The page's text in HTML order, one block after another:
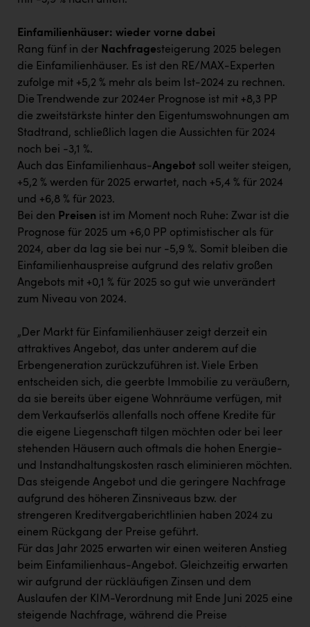
Einfamilienhäuser: wieder vorne dabei
Rang fünf in der Nachfragesteigerung 2025 belegen
die Einfamilienhäuser. Es ist den RE/MAX-Experten
zufolge mit +5,2 % mehr als beim Ist-2024 zu rechnen.
Die Trendwende zur 2024er Prognose ist mit +8,3 PP
die zweitstärkste hinter den Eigentumswohnungen am
Stadtrand, schließlich lagen die Aussichten für 2024
noch bei -3,1 %.
Auch das Einfamilienhaus-Angebot soll weiter steigen,
+5,2 % werden für 2025 erwartet, nach +5,4 % für 2024
und +6,8 % für 2023.
Bei den Preisen ist im Moment noch Ruhe: Zwar ist die
Prognose für 2025 um +6,0 PP optimistischer als für
2024, aber da lag sie bei nur -5,9 %. Somit bleiben die
Einfamilienhauspreise aufgrund des relativ großen
Angebots mit +0,1 % für 2025 so gut wie unverändert
zum Niveau von 2024.
„Der Markt für Einfamilienhäuser zeigt derzeit ein
attraktives Angebot, das unter anderem auf die
Erbengeneration zurückzuführen ist. Viele Erben
entscheiden sich, die geerbte Immobilie zu veräußern,
da sie bereits über eigene Wohnräume verfügen, mit
dem Verkaufserlös allenfalls noch offene Kredite für
die eigene Liegenschaft tilgen möchten oder bei leer
stehenden Häusern auch oftmals die hohen Energie-
und Instandhaltungskosten rasch eliminieren möchten.
Das steigende Angebot und die geringere Nachfrage
aufgrund des höheren Zinsniveaus bzw. der
strengeren Kreditvergaberichtlinien haben 2024 zu
einem Rückgang der Preise geführt.
Für das Jahr 2025 erwarten wir einen weiteren Anstieg
beim Einfamilienhaus-Angebot. Gleichzeitig erwarten
wir aufgrund der rückläufigen Zinsen und dem
Auslaufen der KIM-Verordnung mit Ende Juni 2025 eine
steigende Nachfrage, während die Preise